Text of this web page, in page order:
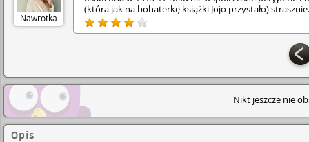
połączyć? Tak! I to właśnie za sprawą obrazu, o który
długich latach upominają się spadkobiercy. Kto jest
właścicielem, po czyjej stronie stoi prawo? Czy obraz
zrabowany w czasie wojny czy podarowany? •
i wciągająca fabuła. Jest to jedna z tych nielicznych
które się przeżywa i zapamiętuje na długo, które trzeba
przeczytać.
Nawrotka
(która jak na bohaterkę książki Jojo przystało) strasznie
mnie irytowała :)
Nikt jeszcze nie
Opis